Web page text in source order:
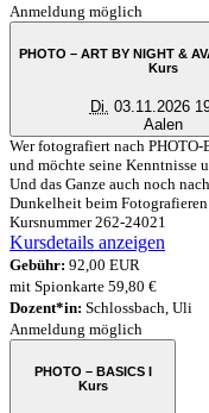
Anmeldung möglich
PHOTO – ART BY NIGHT &
Kurs
Di. 03.11.2026
Aalen
Wer fotografiert nach PHOTO-
und möchte seine Kenntnisse
Und das Ganze auch noch
Dunkelheit beim Fotografieren
Kursnummer 262-24021
Kursdetails anzeigen
Gebühr: 92,00 EUR
mit Spionkarte 59,80 €
Dozent*in: Schlossbach, Uli
Anmeldung möglich
PHOTO – BASICS I
Kurs